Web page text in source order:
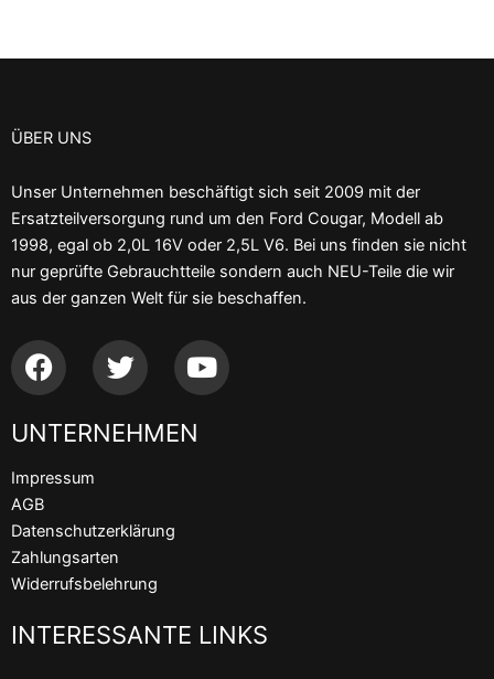
ÜBER UNS
Unser Unternehmen beschäftigt sich seit 2009 mit der
Ersatzteilversorgung rund um den Ford Cougar, Modell ab
1998, egal ob 2,0L 16V oder 2,5L V6. Bei uns finden sie nicht
nur geprüfte Gebrauchtteile sondern auch NEU-Teile die wir
aus der ganzen Welt für sie beschaffen.
F
a
e
o
o
k
T
w
t
r
Y
o
UNTERNEHMEN
Impressum
AGB
Datenschutzerklärung
Zahlungsarten
Widerrufsbelehrung
INTERESSANTE LINKS